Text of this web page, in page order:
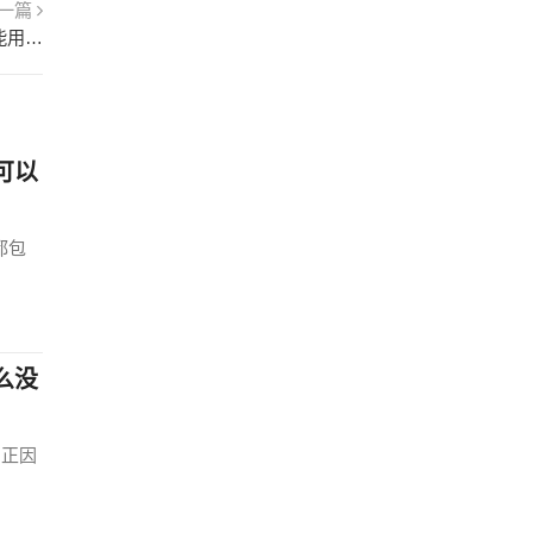
篇
有钛无涂层炒锅健康吗？炒锅的涂层掉了锅还能用吗？ 钛不粘锅的涂层是什么材质
以
包
没
因